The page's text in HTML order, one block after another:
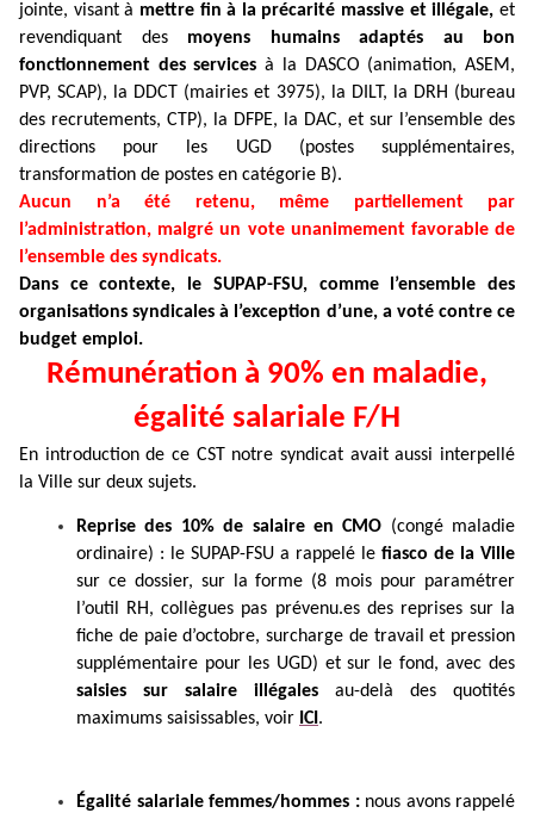
jointe, visant à mettre fin à la précarité massive et illégale,et
revendiquant des moyens humains adaptés au bon
fonctionnement des services à la DASCO (animation, ASEM,
PVP, SCAP), la DDCT (mairies et 3975), la DILT, la DRH (bureau
des recrutements, CTP), la DFPE, la DAC, et sur l’ensemble des
directions pour les UGD (postes supplémentaires,
transformation de postes en catégorie B).
Aucun n’a été retenu, même partiellement par
l’administration, malgré un vote unanimement favorable de
l’ensemble des syndicats.
Dans ce contexte, le SUPAP-FSU, comme l’ensemble des
organisations syndicales à l’exception d’une, a voté contre ce
budget emploi.
Rémunération à 90% en maladie,
égalité salariale F/H
En introduction de ce CST notre syndicat avait aussi interpellé
la Ville sur deux sujets.
Reprise des 10% de salaire en CMO (congé maladie
ordinaire) : le SUPAP-FSU a rappelé le fiasco de la Ville
sur ce dossier, sur la forme (8 mois pour paramétrer
l’outil RH, collègues pas prévenu.es des reprises sur la
fiche de paie d’octobre, surcharge de travail et pression
supplémentaire pour les UGD) et sur le fond, avec des
saisies sur salaire illégales au-delà des quotités
maximums saisissables, voir ICI .
Égalité salariale femmes/hommes : nous avons rappelé